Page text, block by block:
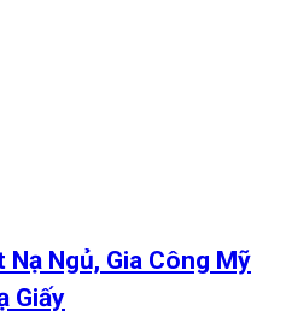
Nạ Ngủ, Gia Công Mỹ
Giấy